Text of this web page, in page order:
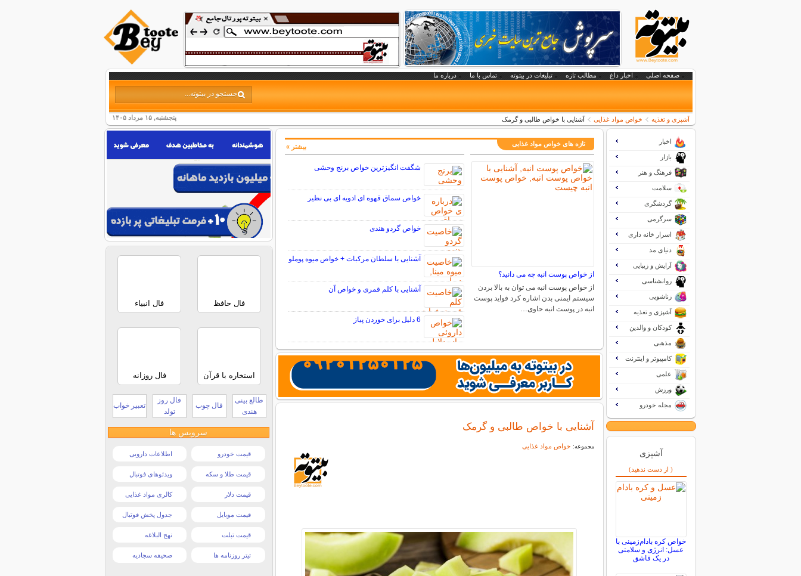
صفحه اصلی اخبار داغ مطالب تازه تبلیغات در بیتوته تماس با ما درباره ما
پنجشنبه, ۱۵ مرداد ۱۴۰۵ آشپزی و تغذیه خواص مواد غذایی آشنایی با خواص طالبی و گرمک
تازه های خواص مواد غذایی
از خواص پوست انبه چه می دانید؟
از خواص پوست انبه می توان به بالا بردن
سیستم ایمنی بدن اشاره کرد فواید پوست
انبه در پوست انبه حاوی…
شگفت انگیزترین خواص برنج وحشی
خواص سماق قهوه ای ادویه ای بی نظیر
خواص گردو هندی
آشنایی با سلطان مرکبات + خواص میوه پوملو
آشنایی با کلم قمری و خواص آن
6 دلیل برای خوردن پیاز
بیشتر »
آشنایی با خواص طالبی و گرمک
مجموعه: خواص مواد غذایی
اخبار
بازار
فرهنگ و هنر
سلامت
گردشگری
سرگرمی
اسرار خانه داری
دنیای مد
آرایش و زیبایی
روانشناسی
زناشویی
آشپزی و تغذیه
کودکان و والدین
مذهبی
کامپیوتر و اینترنت
علمی
ورزش
مجله خودرو
آشپزی
( از دست ندهید)
خواص کره بادام‌زمینی با
عسل: انرژی و سلامتی
در یک قاشق
فال حافظ فال انبیاء
استخاره با قرآن فال روزانه
طالع بینی
هندی
فال چوب
فال روز
تولد
تعبیر خواب
سرویس ها
قیمت خودرو اطلاعات دارویی
قیمت طلا و سکه ویدئوهای فوتبال
قیمت دلار کالری مواد غذایی
قیمت موبایل جدول پخش فوتبال
قیمت تبلت نهج البلاغه
تیتر روزنامه ها صحیفه سجادیه